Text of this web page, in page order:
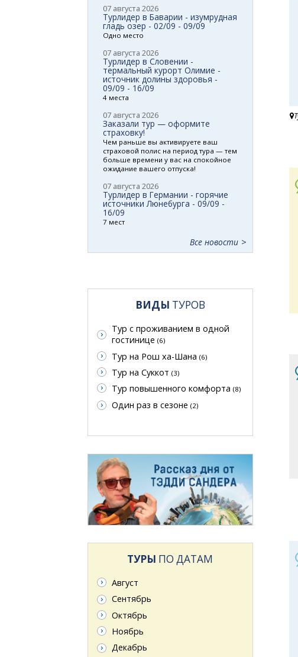
07 августа 2026
Турлидер в Баварии - изумрудная
гладь озер - 02/09 - 09/09
Одно место
07 августа 2026
Турлидер в Словении -
термальный курорт Олимие -
источник долины здоровья -
09/09 - 16/09
4 места
07 августа 2026
Заказали тур — оформите
страховку!
Чем раньше вы активируете ваш
страховой полис на период тура — тем
больше времени у вас на спокойное
ожидание вашего отпуска!
07 августа 2026
Турлидер в Германии - горячие
источники Люнебурга - 09/09 -
16/09
7 мест
Все новости
ВИДЫ ТУРОВ
Тур с проживанием в одной
гостинице (6)
Тур на Рош ха-Шана (6)
Тур на Суккот (3)
Тур повышенного комфорта (8)
Один раз в сезоне (2)
ТУРЫ ПО ДАТАМ
Август
Сентябрь
Октябрь
Ноябрь
Декабрь